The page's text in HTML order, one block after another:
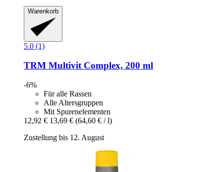
Warenkorb
5.0 (1)
TRM Multivit Complex, 200 ml
-6%
Für alle Rassen
Alle Altersgruppen
Mit Spurenelementen
12,92 € 13,69 € (64,60 € / l)
Zustellung bis 12. August